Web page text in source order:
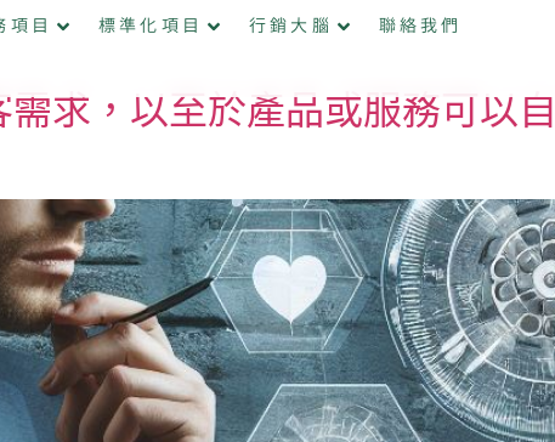
項目 標準化項目 行銷大腦 聯絡我們
求，以至於產品或服務可以